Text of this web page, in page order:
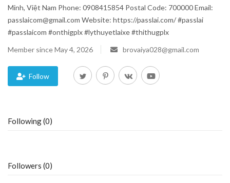
Business
Minh, Việt Nam Phone: 0908415854 Postal Code: 700000 Email:
passlaicom@gmail.com Website: https://passlai.com/ #passlai
#passlaicom #onthigplx #lythuyetlaixe #thithugplx
Member since May 4, 2026
brovaiya028@gmail.com
Follow
Following (0)
Followers (0)